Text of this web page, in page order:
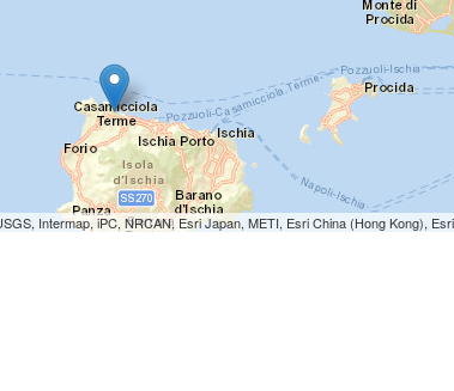
Intermap, iPC, NRCAN, Esri Japan, METI, Esri China (Hong Kong),